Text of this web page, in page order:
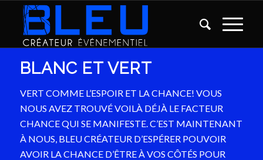
BLANC ET VERT
VERT COMME L’ESPOIR ET LA CHANCE! VOUS
NOUS AVEZ TROUVÉ VOILÀ DÉJÀ LE FACTEUR
CHANCE QUI SE MANIFESTE. C’EST MAINTENANT
À NOUS, BLEU CRÉATEUR D’ESPÉRER POUVOIR
AVOIR LA CHANCE D’ÊTRE À VOS CÔTÉS POUR